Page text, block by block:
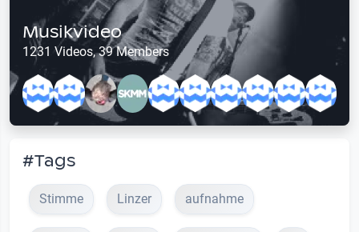
Musikvideo
1231 Videos, 39 Members
#Tags
Stimme Linzer aufnahme